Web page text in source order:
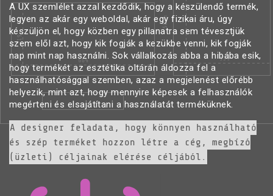
A UX szemlélet azzal kezdődik, hogy a készülendő termék,
legyen az akár egy weboldal, akár egy fizikai áru, úgy
készüljön el, hogy közben egy pillanatra sem tévesztjük
szem elől azt, hogy kik fogják a kezükbe venni, kik fogják
nap mint nap használni. Sok vállalkozás abba a hibába esik,
hogy termékét az esztétika oltárán áldozza fel a
használhatósággal szemben, azaz a megjelenést előrébb
helyezik, mint azt, hogy mennyire képesek a felhasználók
megérteni és elsajátítani a használatát terméküknek.
A designer feladata, hogy könnyen használható
és szép terméket hozzon létre a cég, megbízó
(üzleti) céljainak elérése céljából.